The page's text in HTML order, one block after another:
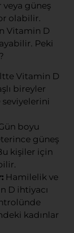
veya güneş
olabilir.
Vitamin D
Peki
Vitamin D
bireyler
boyu
güneş
kişiler için
Hamilelik ve
D ihtiyacı
kadınlar